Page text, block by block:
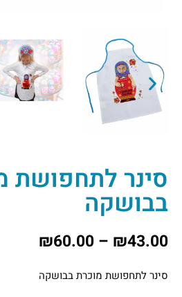
סינר לתחפושת
בבושקה
₪43.00
–
₪60.00
סינר לתחפושת מוכרת בבושקה